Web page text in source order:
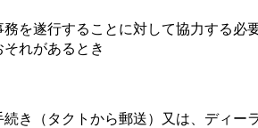
を遂行することに対して協力する必
れがあるとき
き（タクトから郵送）又は、ディー